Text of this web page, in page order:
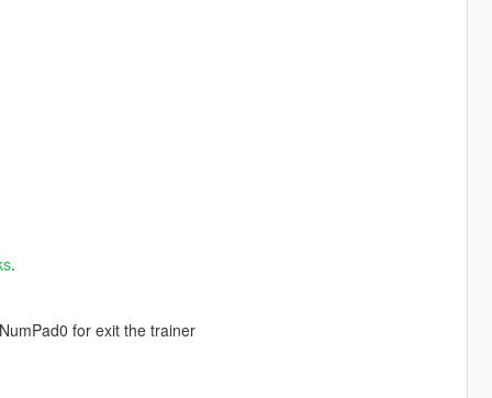
.
for exit the trainer